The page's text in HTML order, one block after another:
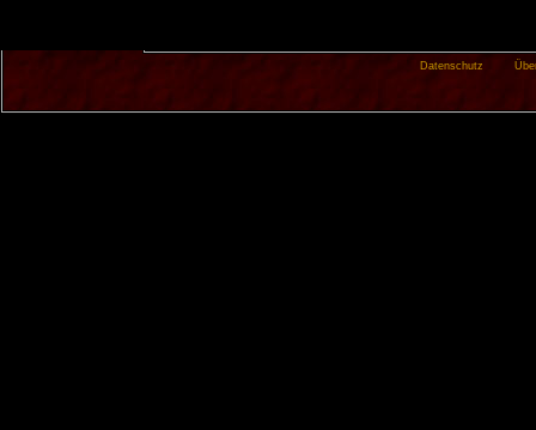
Datenschutz